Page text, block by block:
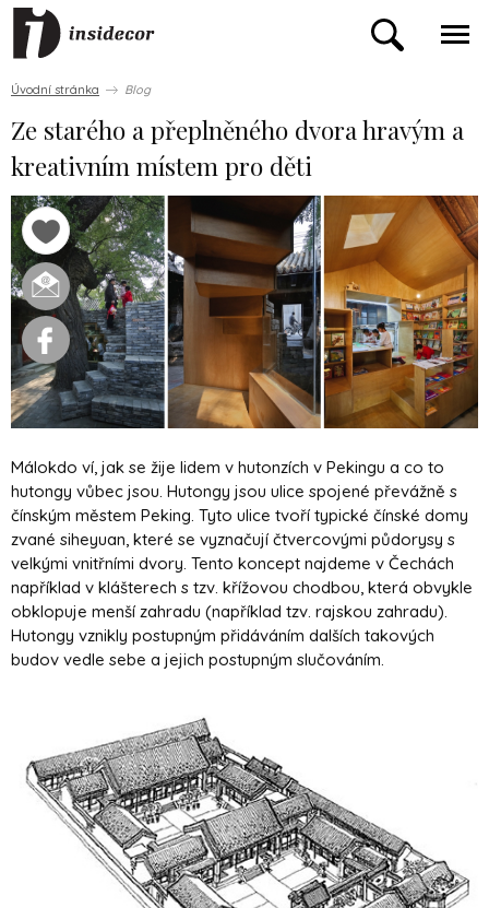
Úvodní stránka Blog
Ze starého a přeplněného dvora hravým a
kreativním místem pro děti
Málokdo ví, jak se žije lidem v hutonzích v Pekingu a co to
hutongy vůbec jsou. Hutongy jsou ulice spojené převážně s
čínským městem Peking. Tyto ulice tvoří typické čínské domy
zvané siheyuan, které se vyznačují čtvercovými půdorysy s
velkými vnitřními dvory. Tento koncept najdeme v Čechách
například v klášterech s tzv. křížovou chodbou, která obvykle
obklopuje menší zahradu (například tzv. rajskou zahradu).
Hutongy vznikly postupným přidáváním dalších takových
budov vedle sebe a jejich postupným slučováním.